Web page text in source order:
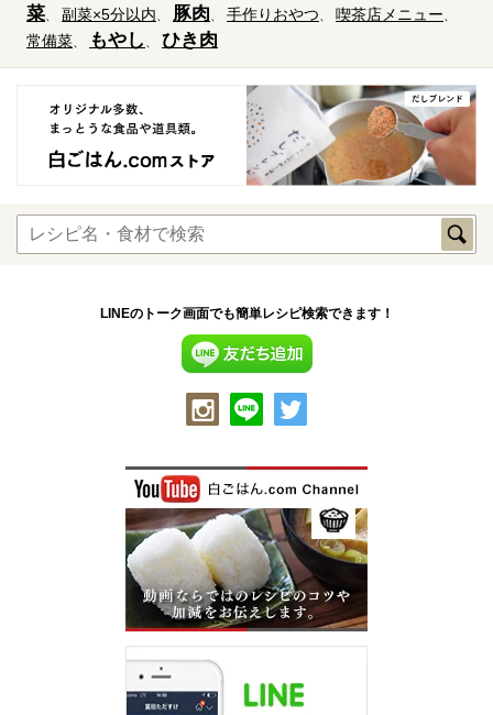
菜
副菜×5分以内 豚肉 手作りおやつ
喫茶店メニュー
常備菜
もやし ひき肉
LINEのトーク画面でも簡単レシピ検索できます！